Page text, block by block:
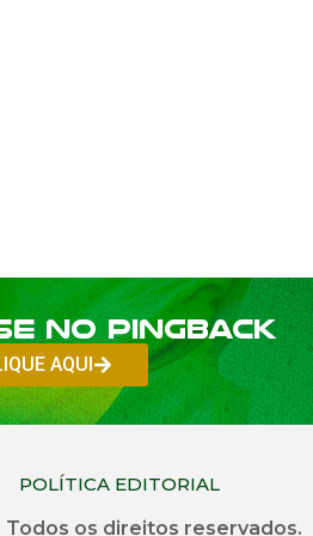
no PINGBACK
AQUI
POLÍTICA EDITORIAL
os direitos reservados.